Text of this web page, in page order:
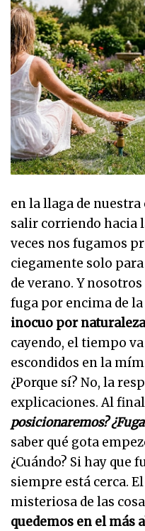
en la llaga de
salir corriendo hacia
veces nos fugamos
ciegamente solo
de verano. Y
fuga por encima de
inocuo por naturaleza
cayendo, el tiempo
escondidos en la
¿Porque sí? No, la
explicaciones. Al
posicionaremos?
saber qué gota
¿Cuándo? Si hay
siempre está cerca.
misteriosa de las
quedemos en el más